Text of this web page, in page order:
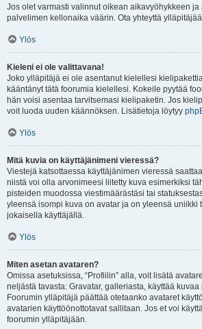
Jos olet varmasti valinnut oikean aikavyöhykkeen ja
palvelimen kellonaika väärin. Ota yhteyttä
Ylös
Kieleni ei ole valittavana!
Joko ylläpitäjä ei ole asentanut kielellesi
kääntänyt tätä foorumia kielellesi. Kokeile pyytää
hän voisi asentaa tarvitsemasi kielipaketin. Jos
voit luoda uuden käännöksen. Lisätietoja löytyy
Ylös
Mitä kuvia on käyttäjänimeni vieressä?
Viestejä katsottaessa käyttäjänimen vieressä
niistä voi olla arvonimeesi liitetty kuva esimerkiksi
pisteiden muodossa viestimäärästäsi tai
yleensä isompi kuva on avatar ja on yleensä uniikki
jokaisella käyttäjällä.
Ylös
Miten asetan avataren?
Omissa asetuksissa, “Profiilin” alla, voit lisätä
neljästä tavasta: Gravatar, galleriasta, käyttää
Foorumin ylläpitäjä päättää otetaanko avataret
avatarien käyttöönottotavat sallitaan. Jos et voi
foorumin ylläpitäjään.